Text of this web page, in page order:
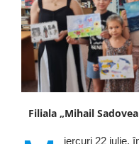
Filiala „Mihail
iercuri 22 iulie,